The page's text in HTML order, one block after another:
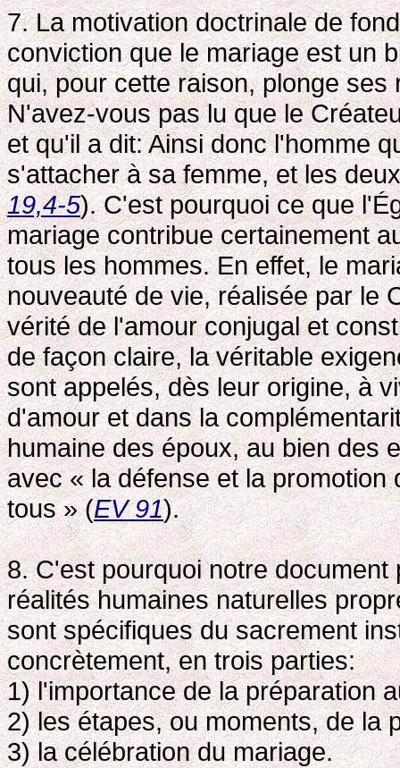
7. La motivation doctrinale de
conviction que le mariage est un
qui, pour cette raison, plonge
N'avez-vous pas lu que le
et qu'il a dit: Ainsi donc l'homme
s'attacher à sa femme, et les
19,4-5). C'est pourquoi ce que
mariage contribue certainement
tous les hommes. En effet, le
nouveauté de vie, réalisée par le
vérité de l'amour conjugal et
de façon claire, la véritable
sont appelés, dès leur origine, à
d'amour et dans la
humaine des époux, au bien des
avec « la défense et la
tous » (EV 91).
8. C'est pourquoi notre
réalités humaines naturelles
sont spécifiques du sacrement
concrètement, en trois parties:
1) l'importance de la préparation
2) les étapes, ou moments, de la
3) la célébration du mariage.